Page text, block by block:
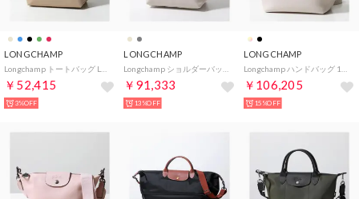
LONGCHAMP
￥52,415
3%OFF
LONGCHAMP
￥91,333
13%OFF
LONGCHAMP
￥106,205
15%OFF